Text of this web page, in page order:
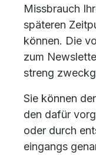
Missbrauch
späteren
können. Die
zum
streng
Sie können
den dafür
oder durch
eingangs